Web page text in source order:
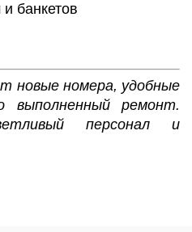
банкетов
новые номера, удобные
выполненный ремонт.
персонал и